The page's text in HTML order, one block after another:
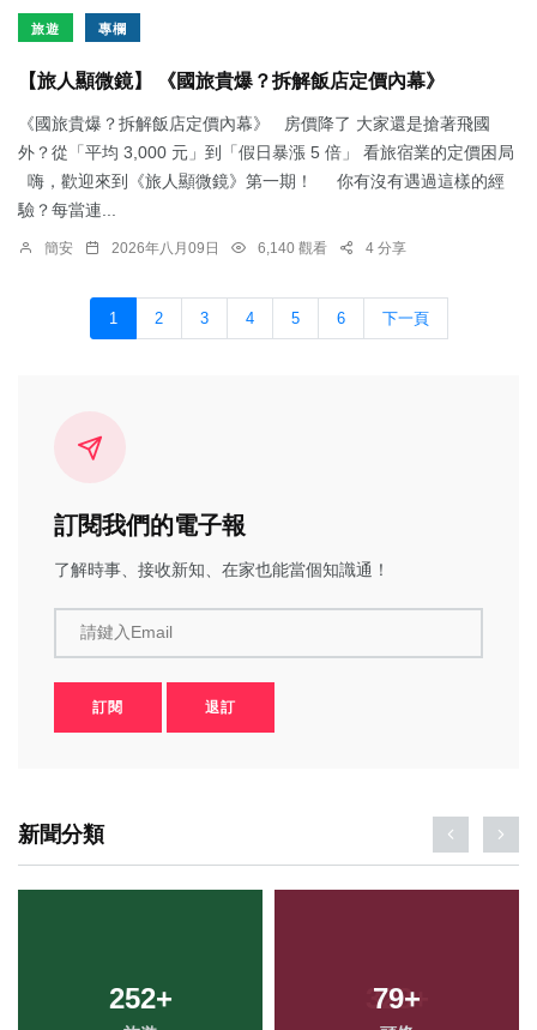
旅遊 專欄
【旅人顯微鏡】 《國旅貴爆？拆解飯店定價內幕》
《國旅貴爆？拆解飯店定價內幕》 房價降了 大家還是搶著飛國
外？從「平均 3,000 元」到「假日暴漲 5 倍」 看旅宿業的定價困局
嗨，歡迎來到《旅人顯微鏡》第一期！ 你有沒有遇過這樣的經
驗？每當連...
簡安 2026年八月09日 6,140 觀看 4 分享
1 2 3 4 5 6 下一頁
訂閱我們的電子報
了解時事、接收新知、在家也能當個知識通！
請鍵入Email
訂閱 退訂
新聞分類
252+ 79+